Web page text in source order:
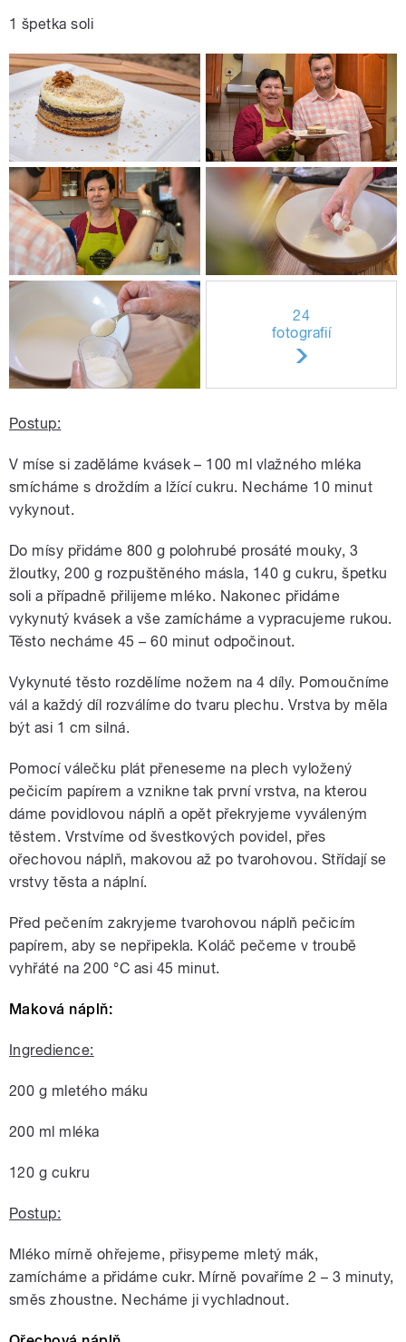
1 špetka soli
24
fotografií
Postup:
V míse si zaděláme kvásek – 100 ml vlažného mléka
smícháme s droždím a lžící cukru. Necháme 10 minut
vykynout.
Do mísy přidáme 800 g polohrubé prosáté mouky, 3
žloutky, 200 g rozpuštěného másla, 140 g cukru, špetku
soli a případně přilijeme mléko. Nakonec přidáme
vykynutý kvásek a vše zamícháme a vypracujeme rukou.
Těsto necháme 45 – 60 minut odpočinout.
Vykynuté těsto rozdělíme nožem na 4 díly. Pomoučníme
vál a každý díl rozválíme do tvaru plechu. Vrstva by měla
být asi 1 cm silná.
Pomocí válečku plát přeneseme na plech vyložený
pečicím papírem a vznikne tak první vrstva, na kterou
dáme povidlovou náplň a opět překryjeme vyváleným
těstem. Vrstvíme od švestkových povidel, přes
ořechovou náplň, makovou až po tvarohovou. Střídají se
vrstvy těsta a náplní.
Před pečením zakryjeme tvarohovou náplň pečicím
papírem, aby se nepřipekla. Koláč pečeme v troubě
vyhřáté na 200 °C asi 45 minut.
Maková náplň:
Ingredience:
200 g mletého máku
200 ml mléka
120 g cukru
Postup:
Mléko mírně ohřejeme, přisypeme mletý mák,
zamícháme a přidáme cukr. Mírně povaříme 2 – 3 minuty,
směs zhoustne. Necháme ji vychladnout.